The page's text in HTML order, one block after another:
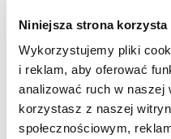
Niniejsza strona
Wykorzystujemy pliki
i reklam, aby oferować
analizować ruch w naszej
korzystasz z naszej
społecznościowym,
Barbara Mazurek